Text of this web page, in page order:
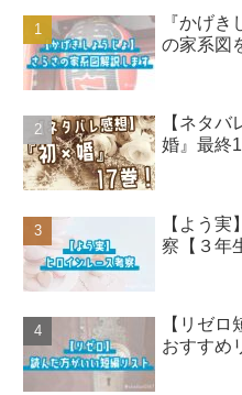
『かげ
の家系図
【ネタ
婚』最終
【よう
察【３年
【リゼ
おすすめ